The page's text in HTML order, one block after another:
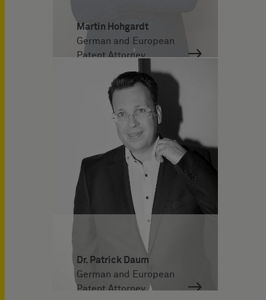
Martin Hohgardt
German and European
Patent Attorney
Dr. Patrick Daum
German and European
Patent Attorney